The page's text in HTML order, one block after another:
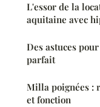
L'essor de la
aquitaine avec
Des astuces
parfait
Milla poignées :
et fonction